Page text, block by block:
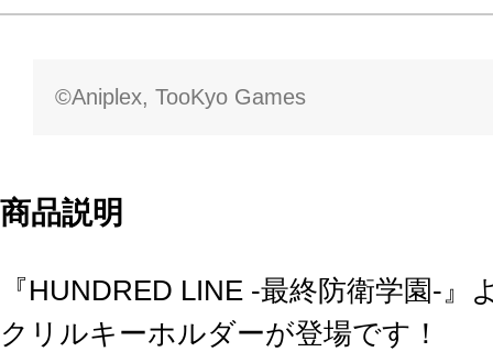
©Aniplex, TooKyo Games
商品説明
『HUNDRED LINE -最終防衛学園-
クリルキーホルダーが登場です！